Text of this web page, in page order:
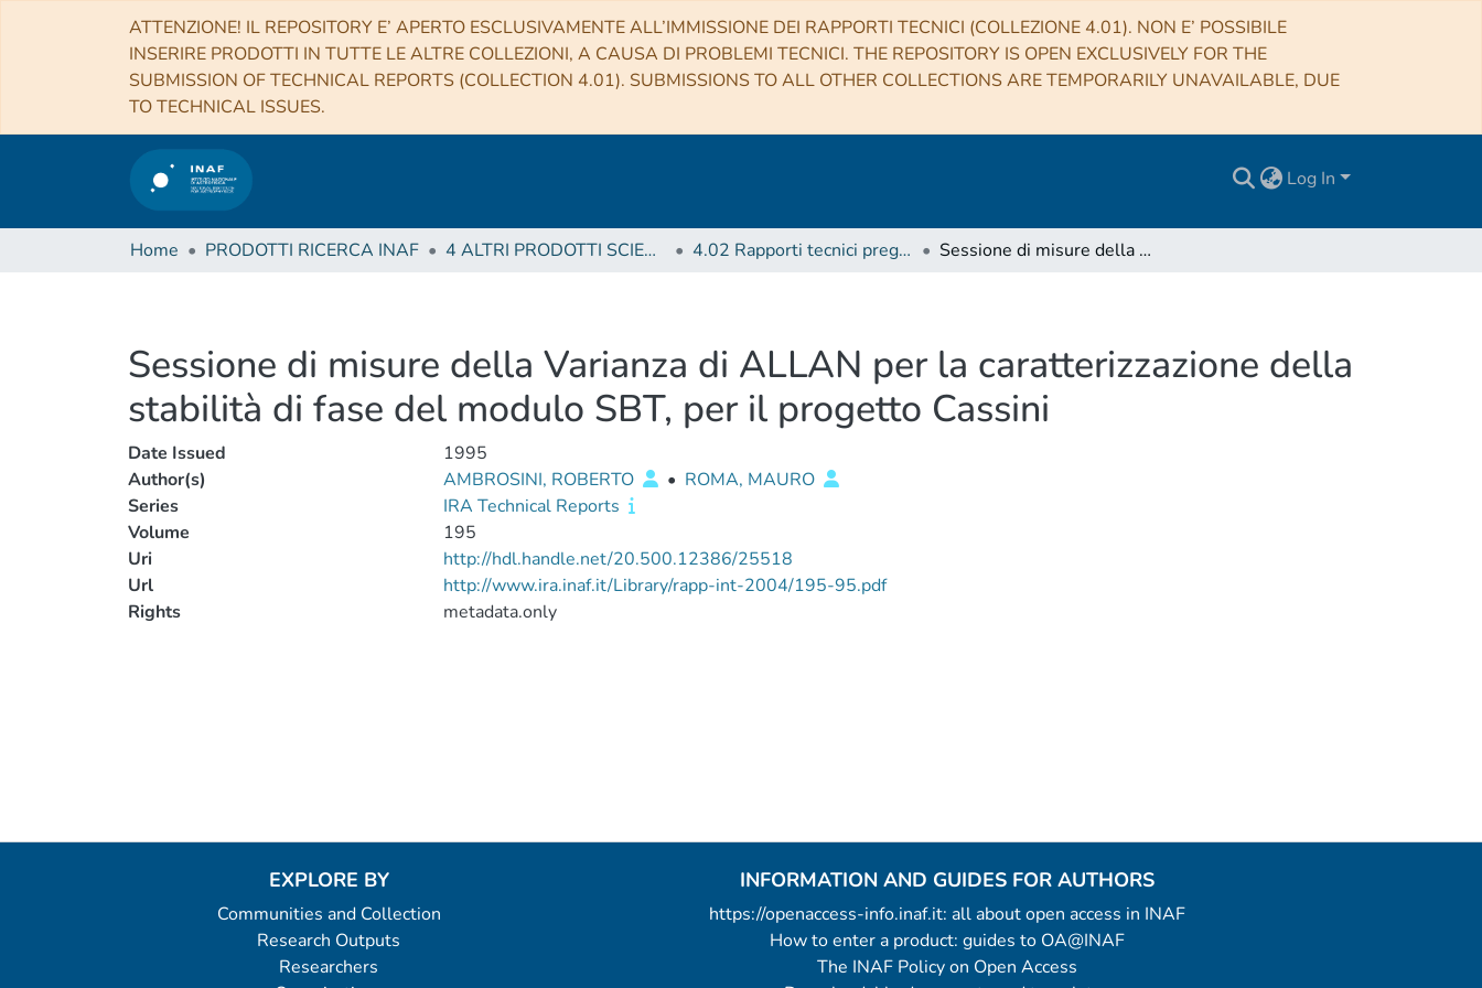
ATTENZIONE! IL REPOSITORY E’ APERTO ESCLUSIVAMENTE ALL’IMMISSIONE DEI RAPPORTI TECNICI (COLLEZIONE 4.01). NON E’ POSSIBILE
INSERIRE PRODOTTI IN TUTTE LE ALTRE COLLEZIONI, A CAUSA DI PROBLEMI TECNICI. THE REPOSITORY IS OPEN EXCLUSIVELY FOR THE
SUBMISSION OF TECHNICAL REPORTS (COLLECTION 4.01). SUBMISSIONS TO ALL OTHER COLLECTIONS ARE TEMPORARILY UNAVAILABLE, DUE
TO TECHNICAL ISSUES.
Log In
Home PRODOTTI RICERCA INAF 4 ALTRI PRODOTTI SCIENTIFICI (Other scientific products) 4.02 Rapporti tecnici pregressi Sessione di misure della Varianza di ALLAN per la caratterizzazione della stabilità di fase del modulo SBT, per il progetto Cassini
Sessione di misure della Varianza di ALLAN per la caratterizzazione della
stabilità di fase del modulo SBT, per il progetto Cassini
Date Issued
1995
Author(s)
AMBROSINI, ROBERTO • ROMA, MAURO
Series
IRA Technical Reports
Volume
195
Uri
http://hdl.handle.net/20.500.12386/25518
Url
http://www.ira.inaf.it/Library/rapp-int-2004/195-95.pdf
Rights
metadata.only
EXPLORE BY
Communities and Collection
Research Outputs
Researchers
INFORMATION AND GUIDES FOR AUTHORS
https://openaccess-info.inaf.it: all about open access in INAF
How to enter a product: guides to OA@INAF
The INAF Policy on Open Access